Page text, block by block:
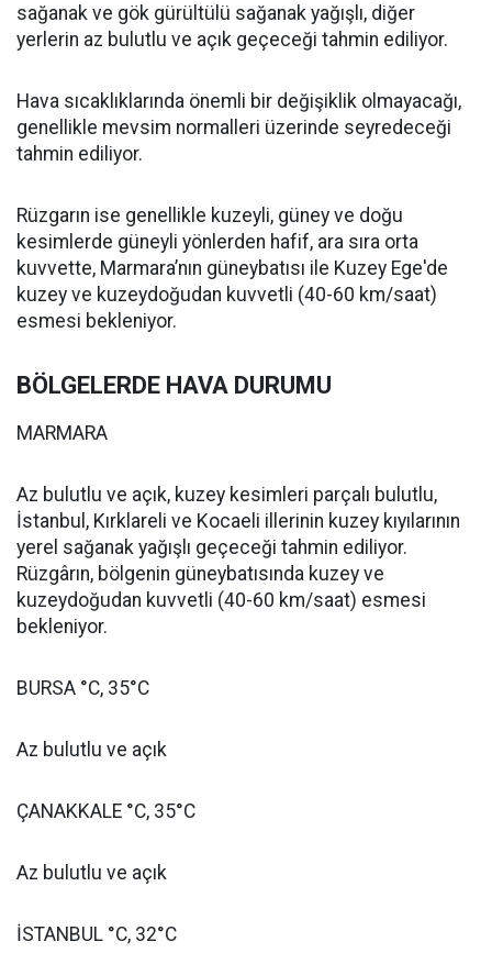
sağanak ve gök gürültülü sağanak yağışlı, diğer
yerlerin az bulutlu ve açık geçeceği tahmin ediliyor.
Hava sıcaklıklarında önemli bir değişiklik olmayacağı,
genellikle mevsim normalleri üzerinde seyredeceği
tahmin ediliyor.
Rüzgarın ise genellikle kuzeyli, güney ve doğu
kesimlerde güneyli yönlerden hafif, ara sıra orta
kuvvette, Marmara’nın güneybatısı ile Kuzey Ege'de
kuzey ve kuzeydoğudan kuvvetli (40-60 km/saat)
esmesi bekleniyor.
BÖLGELERDE HAVA DURUMU
MARMARA
Az bulutlu ve açık, kuzey kesimleri parçalı bulutlu,
İstanbul, Kırklareli ve Kocaeli illerinin kuzey kıyılarının
yerel sağanak yağışlı geçeceği tahmin ediliyor.
Rüzgârın, bölgenin güneybatısında kuzey ve
kuzeydoğudan kuvvetli (40-60 km/saat) esmesi
bekleniyor.
BURSA °C, 35°C
Az bulutlu ve açık
ÇANAKKALE °C, 35°C
Az bulutlu ve açık
İSTANBUL °C, 32°C